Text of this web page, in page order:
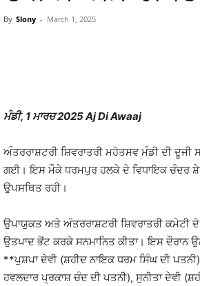
By Slony - March 1, 2025
ਮੰਡੀ, 1 ਮਾਰਚ 2025 Aj Di Awaaj
ਅੰਤਰਰਾਸ਼ਟਰੀ ਸ਼ਿਵਰਾਤਰੀ ਮਹੋਤਸਵ ਮੰਡੀ ਦੀ ਦੂਜੀ
ਗਈ। ਇਸ ਮੌਕੇ ਧਰਮਪੁਰ ਹਲਕੇ ਦੇ ਵਿਧਾਇਕ ਚੰਦਰ
ਉਪਸਥਿਤ ਰਹੀ।
ਉਪਾਯੁਕਤ ਅਤੇ ਅੰਤਰਰਾਸ਼ਟਰੀ ਸ਼ਿਵਰਾਤਰੀ
ਉਤਪਾਦ ਭੇਂਟ ਕਰਕੇ ਸਨਮਾਨਿਤ ਕੀਤਾ। ਇਸ ਦੌਰਾਨ
**ਪੁਸ਼ਪਾ ਦੇਵੀ (ਸ਼ਹੀਦ ਨਾਇਕ ਧਰਮ ਸਿੰਘ ਦੀ
ਹਵਲਦਾਰ ਪ੍ਰਕਾਸ਼ ਚੰਦ ਦੀ ਪਤਨੀ), ਸੁਨੀਤਾ ਦੇਵੀ